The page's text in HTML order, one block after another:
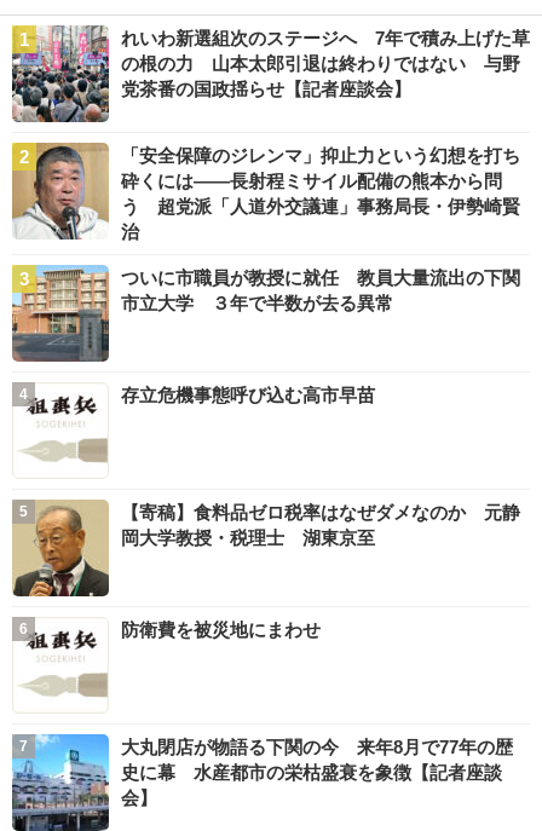
れいわ新選組次のステージへ 7年で積み上げた草
の根の力 山本太郎引退は終わりではない 与野
党茶番の国政揺らせ【記者座談会】
「安全保障のジレンマ」抑止力という幻想を打ち
砕くには――長射程ミサイル配備の熊本から問
う 超党派「人道外交議連」事務局長・伊勢崎賢
治
ついに市職員が教授に就任 教員大量流出の下関
市立大学 ３年で半数が去る異常
存立危機事態呼び込む高市早苗
【寄稿】食料品ゼロ税率はなぜダメなのか 元静
岡大学教授・税理士 湖東京至
防衛費を被災地にまわせ
大丸閉店が物語る下関の今 来年8月で77年の歴
史に幕 水産都市の栄枯盛衰を象徴【記者座談
会】